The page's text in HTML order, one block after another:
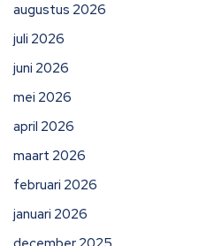
augustus 2026
juli 2026
juni 2026
mei 2026
april 2026
maart 2026
februari 2026
januari 2026